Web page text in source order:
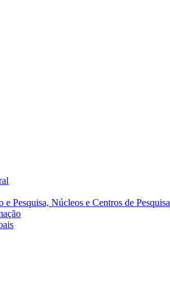
Pesquisa, Núcleos e Centros de Pesquisa